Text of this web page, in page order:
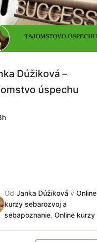
Dúžiková –
úspechu
Od Janka Dúžiková v Online
kurzy sebarozvoj a
sebapoznanie, Online kurzy